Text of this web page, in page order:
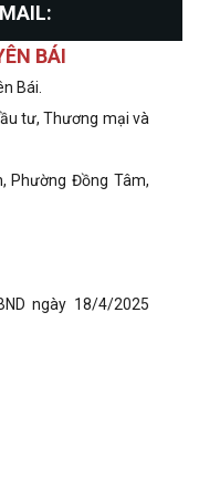
BÁI
Bái.
tư, Thương mại và
Phường Đồng Tâm,
ngày 18/4/2025